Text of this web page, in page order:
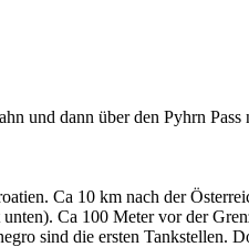
und dann über den Pyhrn
Ca 10 km nach der
Ca 100 Meter vor der
sind die ersten Tankstellen.